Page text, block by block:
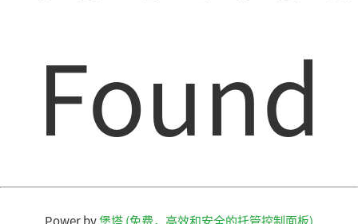
Found
Power by堡塔 (免费，高效和安全的托管控制面板)